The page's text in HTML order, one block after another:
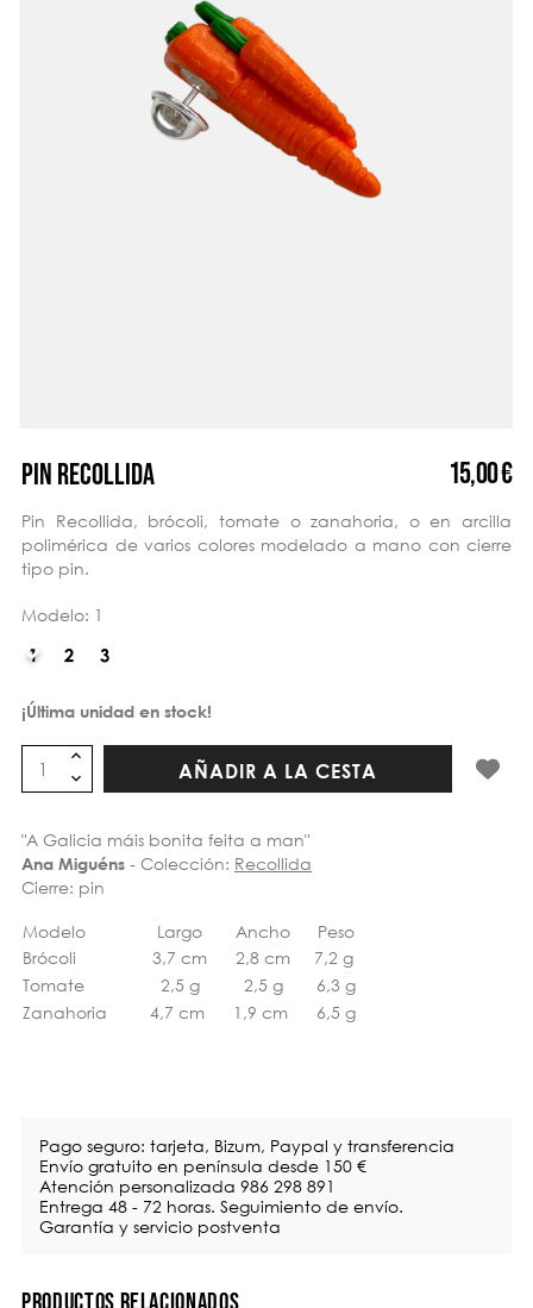
PIN RECOLLIDA 15,00 €
Pin Recollida, brócoli, tomate o zanahoria, o en arcilla
polimérica de varios colores modelado a mano con cierre
tipo pin.
Modelo: 1
¡Última unidad en stock!
AÑADIR A LA CESTA
"A Galicia máis bonita feita a man"
Ana Miguéns - Colección: Recollida
Cierre: pin
Modelo
Largo Ancho
Peso
Brócoli
3,7 cm 2,8 cm
7,2 g
Tomate
2,5 g 2,5 g
6,3 g
Zanahoria
4,7 cm 1,9 cm 6,5 g
Pago seguro: tarjeta, Bizum, Paypal y transferencia
Envío gratuito en península desde 150 €
Atención personalizada 986 298 891
Entrega 48 - 72 horas. Seguimiento de envío.
Garantía y servicio postventa
PRODUCTOS RELACIONADOS